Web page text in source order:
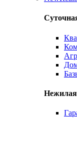
Нежилая